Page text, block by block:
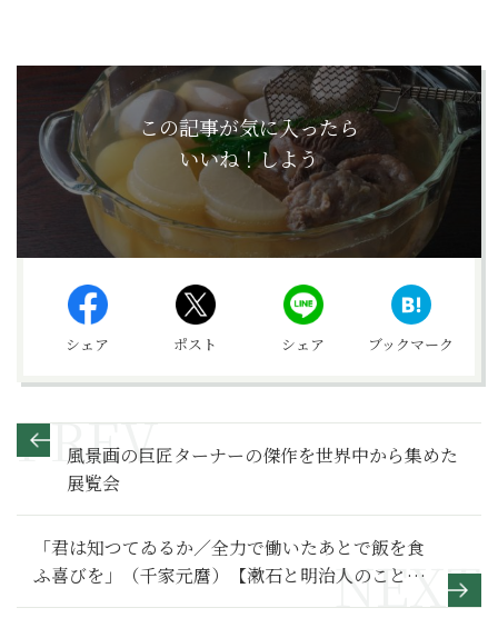
この記事が気に入ったら
いいね！しよう
シェア ポスト シェア ブックマーク
風景画の巨匠ターナーの傑作を世界中から集めた
展覧会
「君は知つてゐるか／全力で働いたあとで飯を食
ふ喜びを」（千家元麿）【漱石と明治人のことば
309】